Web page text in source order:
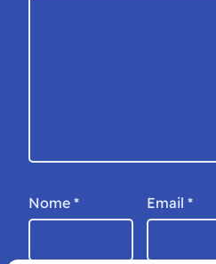
Nome * Email *